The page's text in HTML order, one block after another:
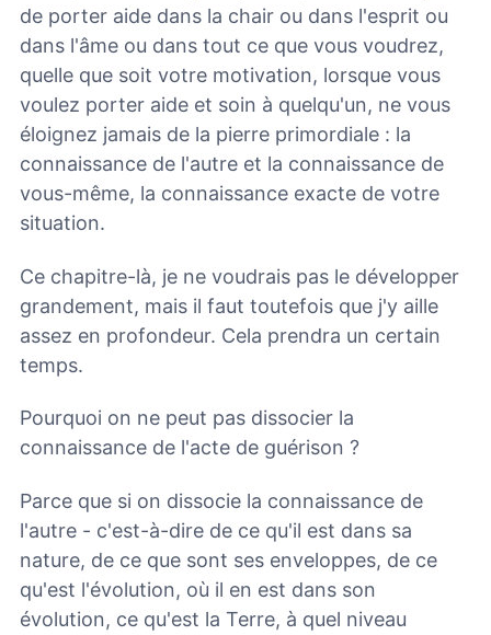
de porter aide dans la chair ou dans l'esprit ou
dans l'âme ou dans tout ce que vous voudrez,
quelle que soit votre motivation, lorsque vous
voulez porter aide et soin à quelqu'un, ne vous
éloignez jamais de la pierre primordiale : la
connaissance de l'autre et la connaissance de
vous-même, la connaissance exacte de votre
situation.
Ce chapitre-là, je ne voudrais pas le développer
grandement, mais il faut toutefois que j'y aille
assez en profondeur. Cela prendra un certain
temps.
Pourquoi on ne peut pas dissocier la
connaissance de l'acte de guérison ?
Parce que si on dissocie la connaissance de
l'autre - c'est-à-dire de ce qu'il est dans sa
nature, de ce que sont ses enveloppes, de ce
qu'est l'évolution, où il en est dans son
évolution, ce qu'est la Terre, à quel niveau